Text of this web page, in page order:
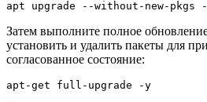
apt upgrade --without-new-pkgs
Затем выполните полное
установить и удалить пакеты для
согласованное состояние:
apt-get full-upgrade -y